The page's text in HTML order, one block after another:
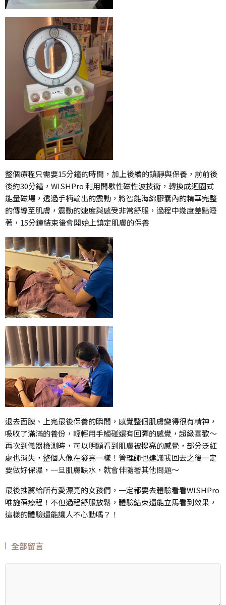
整個療程只需要15分鐘的時間，加上後續的鎮靜與保養，前前後
後約30分鐘，WISHPro 利用間歇性磁性波技術，轉換成迴圈式
能量磁場，透過手柄輸出的震動，將智能海綿膠囊內的精華完整
的傳導至肌膚，震動的速度與感受非常舒服，過程中幾度差點睡
著，15分鐘結束後會開始上鎮定肌膚的保養
退去面膜、上完最後保養的瞬間，感覺整個肌膚變得很有精神，
吸收了滿滿的養份，輕輕用手觸碰還有回彈的感覺，超級喜歡～
再次到儀器檢測時，可以明顯看到肌膚被提亮的感覺，部分泛紅
處也消失，整個人像在發亮一樣！管理師也建議我回去之後一定
要做好保濕，一旦肌膚缺水，就會伴隨著其他問題～
最後推薦給所有愛漂亮的女孩們，一定都要去體驗看看WISHPro
唯施葆療程！不但過程舒服放鬆，體驗結束還能立馬看到效果，
這樣的體驗還能讓人不心動嗎？！
全部留言